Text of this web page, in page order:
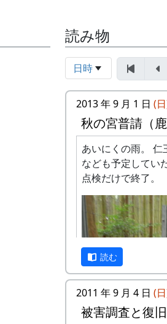
読み物
日時
2013 年 9 月 1 日 (
秋の宮普請（
あいにくの雨。 仁
なども予定してい
点検だけで終了。
読む
2011 年 9 月 4 日 (
被害調査と復